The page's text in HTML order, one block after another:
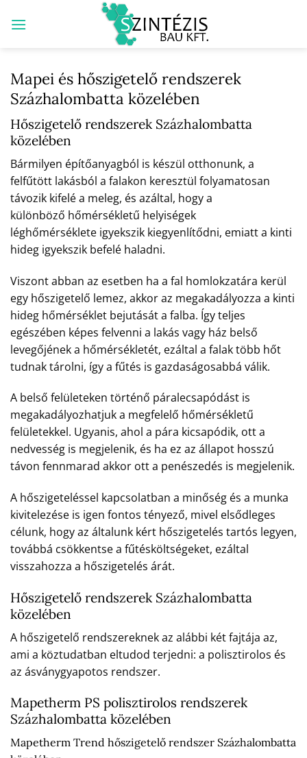
Mapei és hőszigetelő rendszerek
Százhalombatta közelében
Hőszigetelő rendszerek Százhalombatta
közelében
Bármilyen építőanyagból is készül otthonunk, a
felfűtött lakásból a falakon keresztül folyamatosan
távozik kifelé a meleg, és azáltal, hogy a
különböző hőmérsékletű helyiségek
léghőmérséklete igyekszik kiegyenlítődni, emiatt a kinti
hideg igyekszik befelé haladni.
Viszont abban az esetben ha a fal homlokzatára kerül
egy hőszigetelő lemez, akkor az megakadályozza a kinti
hideg hőmérséklet bejutását a falba. Így teljes
egészében képes felvenni a lakás vagy ház belső
levegőjének a hőmérsékletét, ezáltal a falak több hőt
tudnak tárolni, így a fűtés is gazdaságosabbá válik.
A belső felületeken történő páralecsapódást is
megakadályozhatjuk a megfelelő hőmérsékletű
felületekkel. Ugyanis, ahol a pára kicsapódik, ott a
nedvesség is megjelenik, és ha ez az állapot hosszú
távon fennmarad akkor ott a penészedés is megjelenik.
A hőszigeteléssel kapcsolatban a minőség és a munka
kivitelezése is igen fontos tényező, mivel elsődleges
célunk, hogy az általunk kért hőszigetelés tartós legyen,
továbbá csökkentse a fűtésköltségeket, ezáltal
visszahozza a hőszigetelés árát.
Hőszigetelő rendszerek Százhalombatta
közelében
A hőszigetelő rendszereknek az alábbi két fajtája az,
ami a köztudatban eltudod terjedni: a polisztirolos és
az ásványgyapotos rendszer.
Mapetherm PS polisztirolos rendszerek
Százhalombatta közelében
Mapetherm Trend hőszigetelő rendszer Százhalombatta